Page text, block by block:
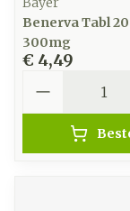
Benerva Tabl
300mg
€ 4,49